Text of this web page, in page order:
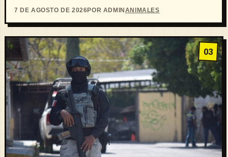
7 DE AGOSTO DE 2026POR ADMINANIMALES
03